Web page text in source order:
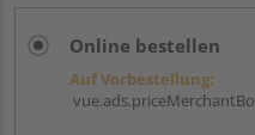
Online bestellen
Auf Vorbestellung: